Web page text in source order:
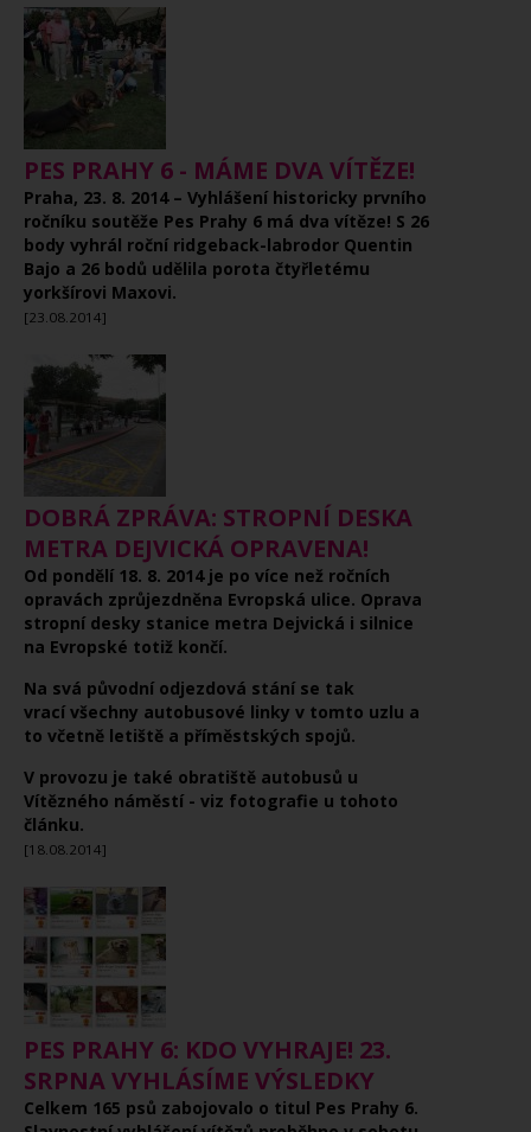
PES PRAHY 6 - MÁME DVA VÍTĚZE!
Praha, 23. 8. 2014 – Vyhlášení historicky prvního
ročníku soutěže Pes Prahy 6 má dva vítěze! S 26
body vyhrál roční ridgeback-labrodor Quentin
Bajo a 26 bodů udělila porota čtyřletému
yorkšírovi Maxovi.
[23.08.2014]
DOBRÁ ZPRÁVA: STROPNÍ DESKA
METRA DEJVICKÁ OPRAVENA!
Od pondělí 18. 8. 2014 je po více než ročních
opravách zprůjezdněna Evropská ulice. Oprava
stropní desky stanice metra Dejvická i silnice
na Evropské totiž končí.
Na svá původní odjezdová stání se tak
vrací všechny autobusové linky v tomto uzlu a
to včetně letiště a příměstských spojů.
V provozu je také obratiště autobusů u
Vítězného náměstí - viz fotografie u tohoto
článku.
[18.08.2014]
PES PRAHY 6: KDO VYHRAJE! 23.
SRPNA VYHLÁSÍME VÝSLEDKY
Celkem 165 psů zabojovalo o titul Pes Prahy 6.